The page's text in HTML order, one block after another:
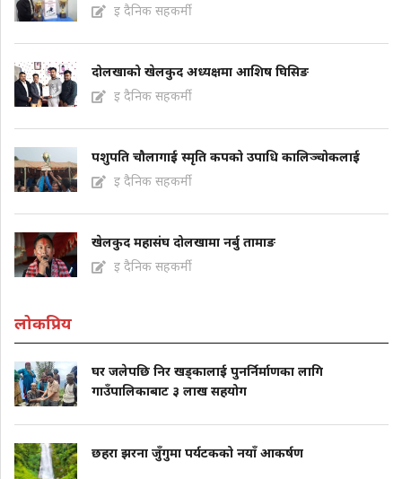
इ दैनिक सहकर्मी
दोलखाको खेलकुद अध्यक्षमा आशिष घिसिङ
इ दैनिक सहकर्मी
पशुपति चौलागाई स्मृति कपको उपाधि कालिञ्चोकलाई
इ दैनिक सहकर्मी
खेलकुद महासंघ दोलखामा नर्बु तामाङ
इ दैनिक सहकर्मी
लोकप्रिय
घर जलेपछि निर खड्कालाई पुनर्निर्माणका लागि
गाउँपालिकाबाट ३ लाख सहयोग
छहरा झरना जुँगुमा पर्यटकको नयाँ आकर्षण